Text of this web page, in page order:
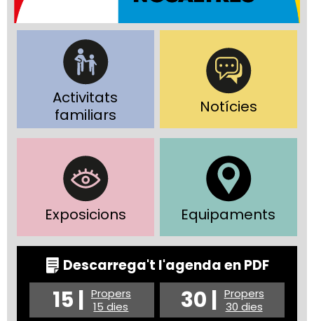
Activitats
familiars
Notícies
Exposicions Equipaments
Descarrega't l'agenda en PDF
15 | Propers
15 dies
30 | Propers
30 dies